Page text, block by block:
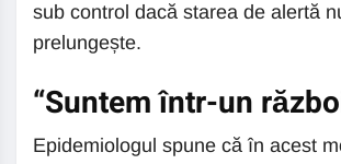
sub control dacă starea de alertă
prelungește.
“Suntem într-un
Epidemiologul spune că în acest